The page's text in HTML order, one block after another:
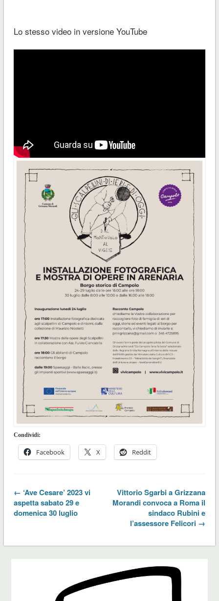
Lo stesso video in versione YouTube
Condividi:
Facebook X Reddit
← ‘Ave Cesare’ 2023 vi
aspetta sabato 29 e
domenica 30 luglio
Vittorio Sgarbi a Grizzana
Morandi convoca a Roma il
sindaco Rubini e
l’assessore Felicori →